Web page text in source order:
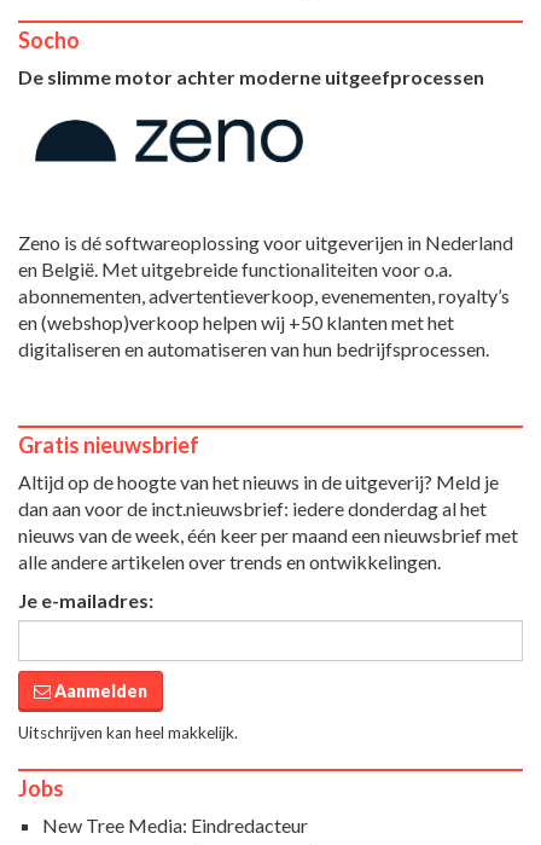
Socho
De slimme motor achter moderne uitgeefprocessen
Zeno is dé softwareoplossing voor uitgeverijen in Nederland
en België. Met uitgebreide functionaliteiten voor o.a.
abonnementen, advertentieverkoop, evenementen, royalty’s
en (webshop)verkoop helpen wij +50 klanten met het
digitaliseren en automatiseren van hun bedrijfsprocessen.
Gratis nieuwsbrief
Altijd op de hoogte van het nieuws in de uitgeverij? Meld je
dan aan voor de inct.nieuwsbrief: iedere donderdag al het
nieuws van de week, één keer per maand een nieuwsbrief met
alle andere artikelen over trends en ontwikkelingen.
Je e-mailadres:
Aanmelden
Uitschrijven kan heel makkelijk.
Jobs
New Tree Media: Eindredacteur